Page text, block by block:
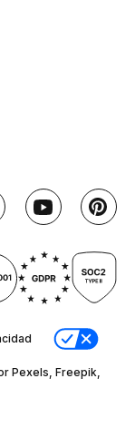
Pexels, Freepik,